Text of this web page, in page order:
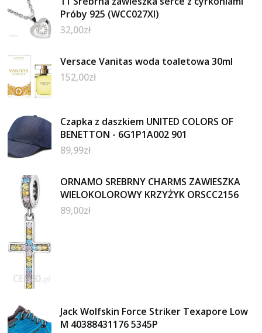
Próby 925 (WCC027XI)
32,00zł
Versace Vanitas woda toaletowa 30ml
152,00zł
Czapka z daszkiem UNITED COLORS OF
BENETTON - 6G1P1A002 901
89,99zł
ORNAMO SREBRNY CHARMS ZAWIESZKA
WIELOKOLOROWY KRZYŻYK ORSCC2156
89,00zł
Jack Wolfskin Force Striker Texapore Low
M 40388431176 5345P